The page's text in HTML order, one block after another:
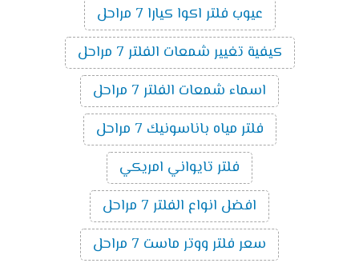
عيوب فلتر اكوا كيارا 7 مراحل
كيفية تغيير شمعات الفلتر 7 مراحل
اسماء شمعات الفلتر 7 مراحل
فلتر مياه باناسونيك 7 مراحل
فلتر تايواني امريكي
افضل انواع الفلتر 7 مراحل
سعر فلتر ووتر ماست 7 مراحل